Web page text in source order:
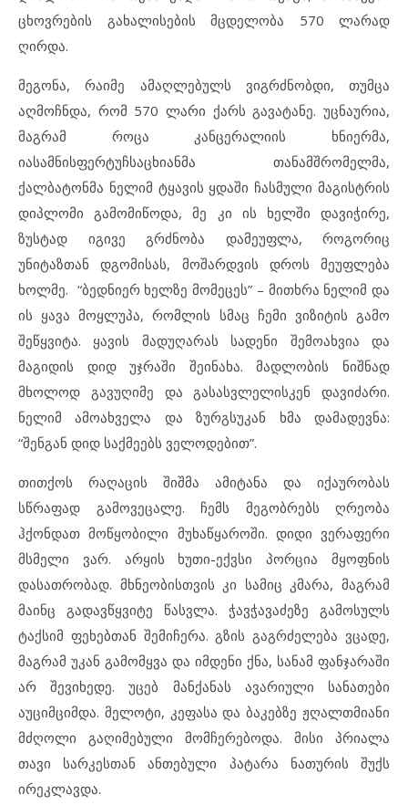
ცხოვრების გახალისების მცდელობა 570 ლარად
ღირდა.
მეგონა, რაიმე ამაღლებულს ვიგრძნობდი, თუმცა
აღმოჩნდა, რომ 570 ლარი ქარს გავატანე. უცნაურია,
მაგრამ როცა კანცერალიის ხნიერმა,
იასამნისფერტუჩსაცხიანმა თანამშრომელმა,
ქალბატონმა ნელიმ ტყავის ყდაში ჩასმული მაგისტრის
დიპლომი გამომიწოდა, მე კი ის ხელში დავიჭირე,
ზუსტად იგივე გრძნობა დამეუფლა, როგორიც
უნიტაზთან დგომისას, მოშარდვის დროს მეუფლება
ხოლმე. “ბედნიერ ხელზე მომეცეს” – მითხრა ნელიმ და
ის ყავა მოყლუპა, რომლის სმაც ჩემი ვიზიტის გამო
შეწყვიტა. ყავის მადუღარას სადენი შემოახვია და
მაგიდის დიდ უჯრაში შეინახა. მადლობის ნიშნად
მხოლოდ გავუღიმე და გასასვლელისკენ დავიძარი.
ნელიმ ამოახველა და ზურგსუკან ხმა დამადევნა:
“შენგან დიდ საქმეებს ველოდებით”.
თითქოს რაღაცის შიშმა ამიტანა და იქაურობას
სწრაფად გამოვეცალე. ჩემს მეგობრებს ღრეობა
ჰქონდათ მოწყობილი მუხაწყაროში. დიდი ვერაფერი
მსმელი ვარ. არყის ხუთი-ექვსი პორცია მყოფნის
დასათრობად. მხნეობისთვის კი სამიც კმარა, მაგრამ
მაინც გადავწყვიტე წასვლა. ჭავჭავაძეზე გამოსულს
ტაქსიმ ფეხებთან შემიჩერა. გზის გაგრძელება ვცადე,
მაგრამ უკან გამომყვა და იმდენი ქნა, სანამ ფანჯარაში
არ შევიხედე. უცებ მანქანას ავარიული სანათები
აუციმციმდა. მელოტი, კეფასა და ბაკებზე ჟღალთმიანი
მძღოლი გაღიმებული მომჩერებოდა. მისი პრიალა
თავი სარკესთან ანთებული პატარა ნათურის შუქს
ირეკლავდა.